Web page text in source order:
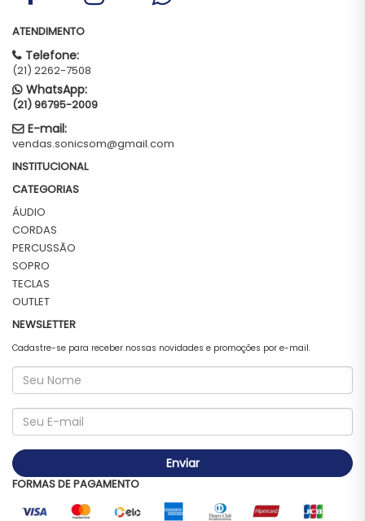
ATENDIMENTO
Telefone:
(21) 2262-7508
WhatsApp:
(21) 96795-2009
E-mail:
vendas.sonicsom@gmail.com
INSTITUCIONAL
CATEGORIAS
ÁUDIO
CORDAS
PERCUSSÃO
SOPRO
TECLAS
OUTLET
NEWSLETTER
Cadastre-se para receber nossas novidades e promoções por e-mail.
Enviar
FORMAS DE PAGAMENTO